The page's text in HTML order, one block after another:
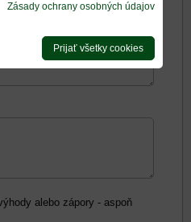
alebo zápory - aspoň
Zásady ochrany osobných údajov
Prijať všetky cookies